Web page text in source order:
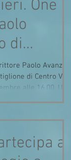
One
di
Paolo Avanzi
di Centro
alle 16.00. Un
dell’autore stesso
attenzione alla
Canzoni
al